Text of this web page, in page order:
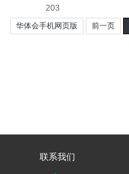
203
华体会手机网页版 前一页
联系我们